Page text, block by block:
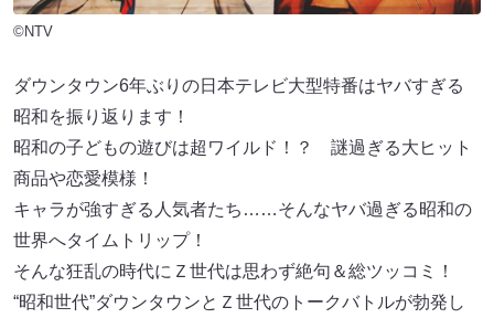
©NTV
ダウンタウン6年ぶりの日本テレビ大型特番はヤバすぎる
昭和を振り返ります！
昭和の子どもの遊びは超ワイルド！？ 謎過ぎる大ヒット
商品や恋愛模様！
キャラが強すぎる人気者たち……そんなヤバ過ぎる昭和の
世界へタイムトリップ！
そんな狂乱の時代にＺ世代は思わず絶句＆総ツッコミ！
“昭和世代”ダウンタウンとＺ世代のトークバトルが勃発し